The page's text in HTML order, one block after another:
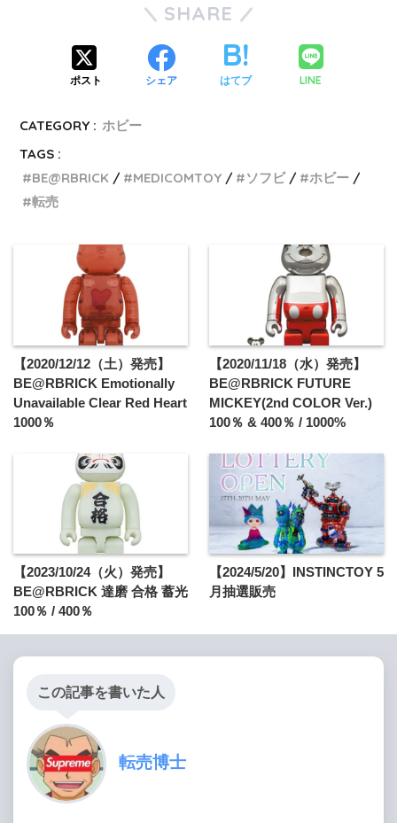
SHARE
ポスト シェア はてブ LINE
CATEGORY : ホビー
TAGS :
BE@RBRICK
MEDICOMTOY ソフビ
ホビー
転売
【2020/12/12（土）発売】
BE@RBRICK Emotionally
Unavailable Clear Red Heart
1000％
【2020/11/18（水）発売】
BE@RBRICK FUTURE
MICKEY(2nd COLOR Ver.)
100％ & 400％ / 1000%
【2023/10/24（火）発売】
BE@RBRICK 達磨 合格 蓄光
100％ / 400％
【2024/5/20】INSTINCTOY 5
月抽選販売
この記事を書いた人
転売博士